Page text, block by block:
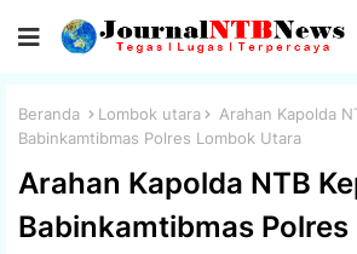
Beranda Lombok utara
Arahan Kapolda
Babinkamtibmas Polres Lombok Utara
Arahan Kapolda NTB
Babinkamtibmas